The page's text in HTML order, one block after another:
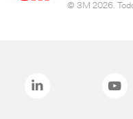
© 3M 2026.